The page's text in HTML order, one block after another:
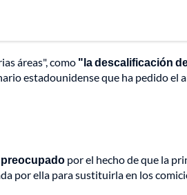
áreas", como "la descalificación
estadounidense que ha pedido el
por el hecho de que la
por ella para sustituirla en los